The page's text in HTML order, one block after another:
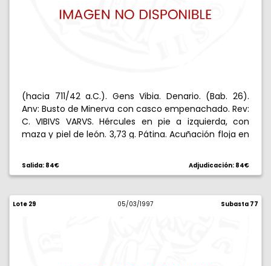
(hacia 711/42 a.C.). Gens Vibia. Denario. (Bab. 26).
Anv: Busto de Minerva con casco empenachado. Rev:
C. VIBIVS VARVS. Hércules en pie a izquierda, con
maza y piel de león. 3,73 g. Pátina. Acuñación floja en
Salida: 84€ Adjudicación: 84€
Lote 29 05/03/1997 Subasta 77